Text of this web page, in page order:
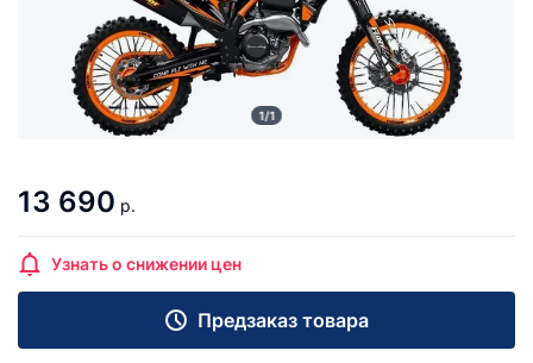
1/1
13 690 р.
Узнать о снижении цен
Предзаказ товара